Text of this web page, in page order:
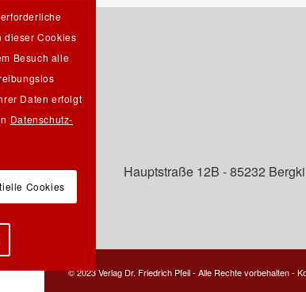
Hauptstraße 12B - 85232
© 2023 Verlag Dr. Friedrich Pfeil - Alle Rechte vorbehalten -
dieser Cookies
Besuch alle
Daten erfolgt
Datenschutz-
Cookies